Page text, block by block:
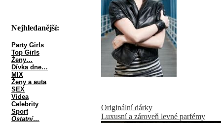
Nejhledanější:
Party Girls
Top Girls
Ženy…
Dívka dne…
MIX
Ženy a auta
SEX
Videa
Celebrity
Sport
Ostatní…
Originální dárky
Luxusní a zároveň levné parfémy